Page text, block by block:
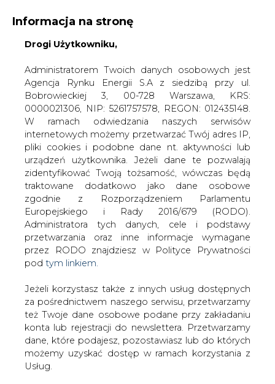
KONTAKT:
WYDAWCA PORTALU:
WYSOKI KONTRAST A A
ZALOGUJ SIĘ
WŁĄCZ CIRE.TV
Informacja na stronę
Drogi Użytkowniku,
Administratorem Twoich danych osobowych jest
Agencja Rynku Energii S.A z siedzibą przy ul.
Bobrowieckiej 3, 00-728 Warszawa, KRS:
0000021306, NIP: 5261757578, REGON: 012435148.
W ramach odwiedzania naszych serwisów
internetowych możemy przetwarzać Twój adres IP,
pliki cookies i podobne dane nt. aktywności lub
urządzeń użytkownika. Jeżeli dane te pozwalają
zidentyfikować Twoją tożsamość, wówczas będą
traktowane dodatkowo jako dane osobowe
zgodnie z Rozporządzeniem Parlamentu
Europejskiego i Rady 2016/679 (RODO).
Administratora tych danych, cele i podstawy
przetwarzania oraz inne informacje wymagane
przez RODO znajdziesz w Polityce Prywatności
pod tym linkiem.
Jeżeli korzystasz także z innych usług dostępnych
za pośrednictwem naszego serwisu, przetwarzamy
też Twoje dane osobowe podane przy zakładaniu
konta lub rejestracji do newslettera. Przetwarzamy
dane, które podajesz, pozostawiasz lub do których
możemy uzyskać dostęp w ramach korzystania z
Usług.
Strona główna
SERWIS INFORMACYJNY CIRE
/ MOL obniża cel capeksu na ten rok do 1,1 mld USD
2016-08-05 00:00